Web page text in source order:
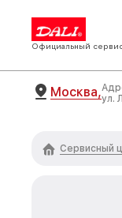
Официальный
Москва,ул.
Сервисный